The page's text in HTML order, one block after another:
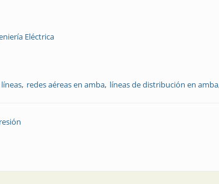
Eléctrica
redes aéreas en amba líneas de distribución en amba